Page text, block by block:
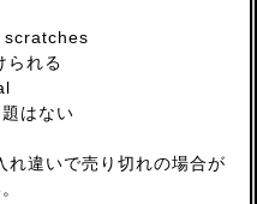
られる
はない
れ違いで売り切れの場合が